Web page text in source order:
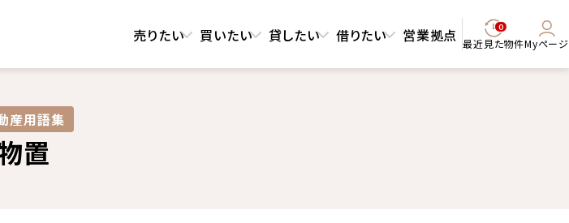
売りたい 買いたい 貸したい 借りたい 営業拠点 0
最近見た物件Myページ
産用語集​
置